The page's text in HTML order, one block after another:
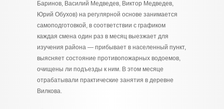
Баринов, Василий Медведев, Виктор Медведев,
Юрий Обухов) на регулярной основе занимается
самоподготовкой, в соответствии с графиком
каждая смена один раз в месяц выезжает для
изучения района — прибывает в населенный пункт,
выясняет состояние противопожарных водоемов,
очищены ли подъезды к ним. В этом месяце
отрабатывали практические занятия в деревне
Вилкова.